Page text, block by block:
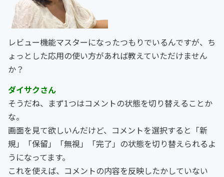
レビュー機能マスターになったつもりでいるんですが、ち
ょっとした応用の使い方があれば教えていただけません
か？
ダイサクさん
そうだね、まず1つはコメントの状態を切り替えることか
な。
画面を見て欲しいんだけど、コメントを選択すると「新
規」「保留」「無視」「完了」の状態を切り替えられるよ
うになってます。
これを使えば、コメントの内容を反映したかしていない